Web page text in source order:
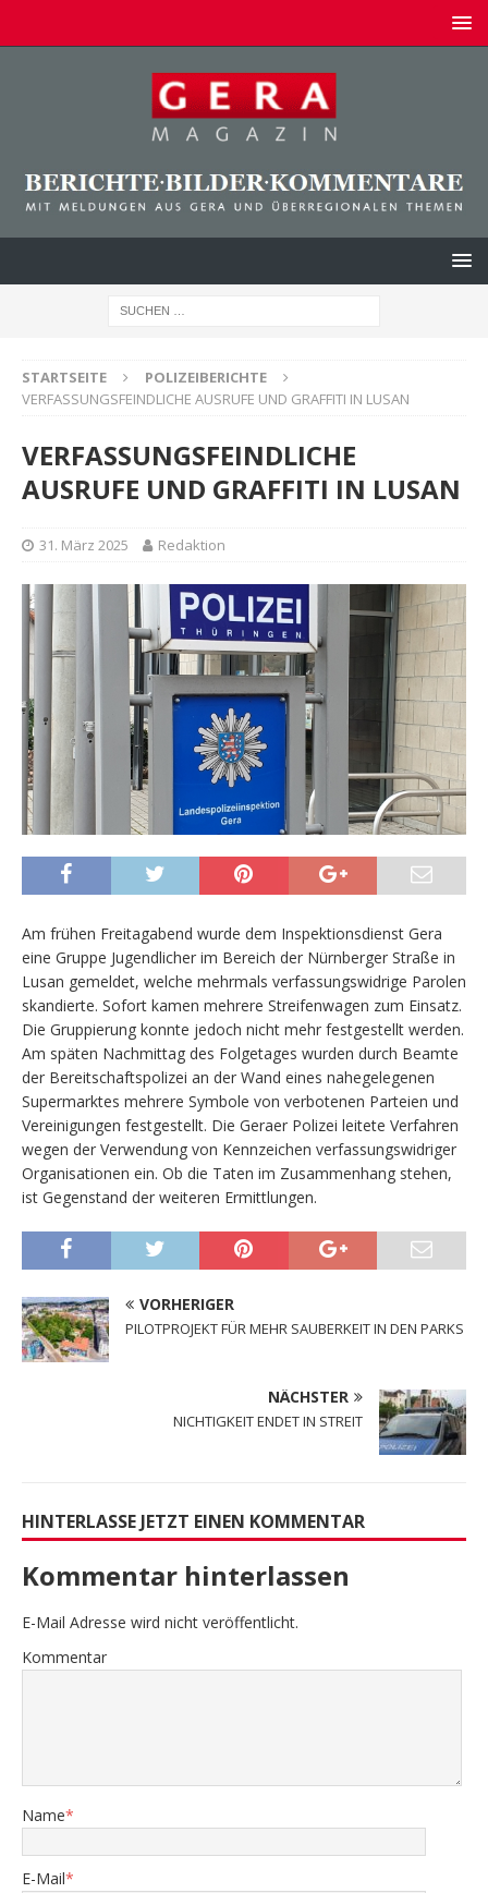
STARTSEITE
POLIZEIBERICHTE
VERFASSUNGSFEINDLICHE AUSRUFE UND GRAFFITI IN LUSAN
VERFASSUNGSFEINDLICHE
AUSRUFE UND GRAFFITI IN LUSAN
31. März 2025 Redaktion
Am frühen Freitagabend wurde dem Inspektionsdienst Gera
eine Gruppe Jugendlicher im Bereich der Nürnberger Straße in
Lusan gemeldet, welche mehrmals verfassungswidrige Parolen
skandierte. Sofort kamen mehrere Streifenwagen zum Einsatz.
Die Gruppierung konnte jedoch nicht mehr festgestellt werden.
Am späten Nachmittag des Folgetages wurden durch Beamte
der Bereitschaftspolizei an der Wand eines nahegelegenen
Supermarktes mehrere Symbole von verbotenen Parteien und
Vereinigungen festgestellt. Die Geraer Polizei leitete Verfahren
wegen der Verwendung von Kennzeichen verfassungswidriger
Organisationen ein. Ob die Taten im Zusammenhang stehen,
ist Gegenstand der weiteren Ermittlungen.
VORHERIGER
PILOTPROJEKT FÜR MEHR SAUBERKEIT IN DEN PARKS
NÄCHSTER
NICHTIGKEIT ENDET IN STREIT
HINTERLASSE JETZT EINEN KOMMENTAR
Kommentar hinterlassen
E-Mail Adresse wird nicht veröffentlicht.
Kommentar
Name*
E-Mail*